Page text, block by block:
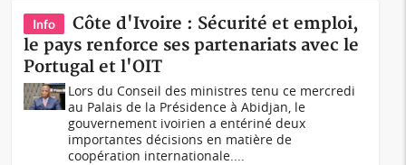
Info
Côte d'Ivoire : Sécurité et emploi,
le pays renforce ses partenariats avec le
Portugal et l'OIT
Lors du Conseil des ministres tenu ce mercredi
au Palais de la Présidence à Abidjan, le
gouvernement ivoirien a entériné deux
importantes décisions en matière de
coopération internationale....